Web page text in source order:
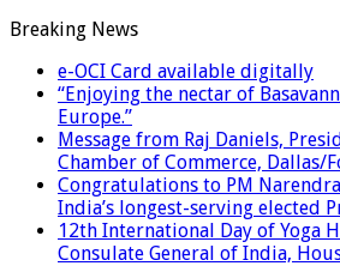
Breaking News
e-OCI Card available digitally
“Enjoying the nectar of
Europe.”
Message from Raj Daniels,
Chamber of Commerce, Dallas/
Congratulations to PM
India’s longest-serving elected
12th International Day of Yoga
Consulate General of India,